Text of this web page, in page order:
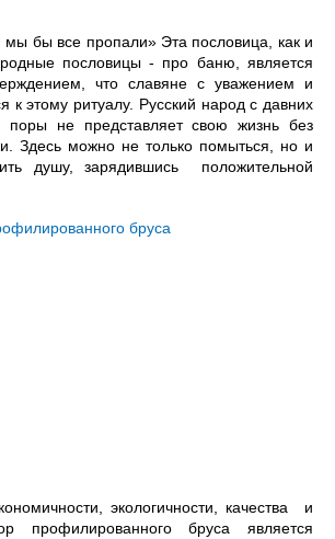
бы все пропали» Эта пословица, как и
пословицы - про баню, является
что славяне с уважением и
к этому ритуалу. Русский народ с давних
не представляет свою жизнь без
Здесь можно не только помыться, но и
душу, зарядившись положительной
экологичности, качества и
профилированного бруса является